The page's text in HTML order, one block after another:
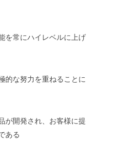
を常にハイレベルに上げ
的な努力を重ねることに
が開発され、お客様に提
ある